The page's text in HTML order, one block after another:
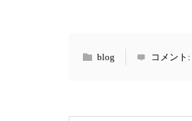
blog コメント: